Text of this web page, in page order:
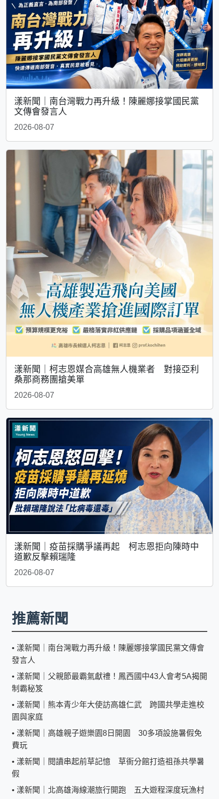
漾新聞｜南台灣戰力再升級！陳麗娜接掌國民黨
文傳會發言人
2026-08-07
漾新聞｜柯志恩媒合高雄無人機業者 對接亞利
桑那商務團搶美單
2026-08-07
漾新聞｜疫苗採購爭議再起 柯志恩拒向陳時中
道歉反擊賴瑞隆
2026-08-07
推薦新聞
• 漾新聞｜南台灣戰力再升級！陳麗娜接掌國民黨文傳會
發言人
• 漾新聞｜父親節最霸氣獻禮！鳳西國中43人會考5A揭開
制霸秘笈
• 漾新聞｜熊本青少年大使訪高雄仁武 跨國共學走進校
園與家庭
• 漾新聞｜高雄親子遊樂園8日開園 30多項設施暑假免
費玩
• 漾新聞｜閱讀串起前草記憶 草衙分館打造祖孫共學暑
假
• 漾新聞｜北高雄海線潮旅行開跑 五大遊程深度玩漁村